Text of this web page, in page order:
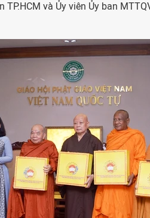
và Ủy viên Ủy ban